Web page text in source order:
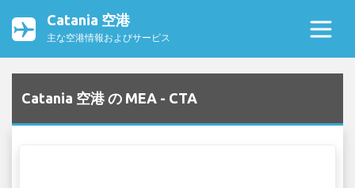
Catania 空港
主な空港情報およびサービス
Catania 空港 の MEA - CTA